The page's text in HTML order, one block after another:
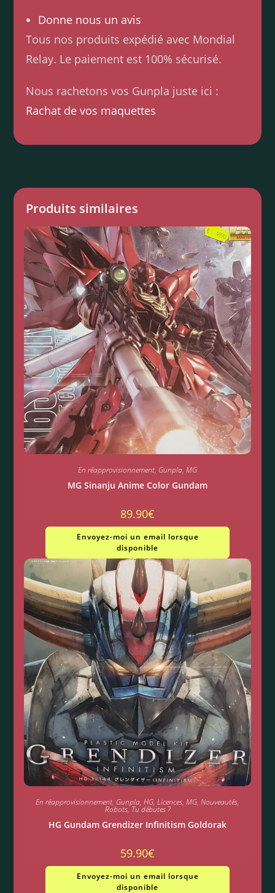
Donne nous un avis
Tous nos produits expédié avec Mondial
Relay. Le paiement est 100% sécurisé.
Nous rachetons vos Gunpla juste ici :
Rachat de vos maquettes
Produits similaires
En réapprovisionnement, Gunpla, MG
MG Sinanju Anime Color Gundam
89.90€
Envoyez-moi un email lorsque
disponible
En réapprovisionnement, Gunpla, HG, Licences, MG, Nouveautés,
Robots,Tu débutes ?
HG Gundam Grendizer Infinitism Goldorak
59.90€
Envoyez-moi un email lorsque
disponible